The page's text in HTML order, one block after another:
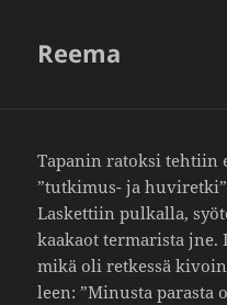
Reema
Tapanin ratoksi tehtiin
”tutkimus- ja
Lasket­tiin pulkalla,
kaakaot terma­rista
mikä oli retkessä
leen: ”Minusta parasta